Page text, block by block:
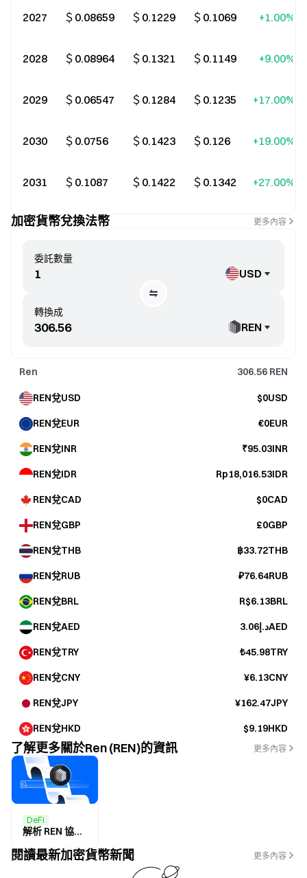
2027 ＄0.08659 ＄0.1229 ＄0.1069 +1.00%
2028 ＄0.08964 ＄0.1321 ＄0.1149 +9.00%
2029 ＄0.06547 ＄0.1284 ＄0.1235 +17.00%
2030 ＄0.0756 ＄0.1423 ＄0.126 +19.00%
2031 ＄0.1087 ＄0.1422 ＄0.1342 +27.00%
加密貨幣兌換法幣 更多內容
轉換成
REN
委託數量
USD
Ren 306.56 REN
REN兌USD $0USD
REN兌EUR €0EUR
REN兌INR ₹95.03INR
REN兌IDR Rp18,016.53IDR
REN兌CAD $0CAD
REN兌GBP £0GBP
REN兌THB ฿33.72THB
REN兌RUB ₽76.64RUB
REN兌BRL R$6.13BRL
REN兌AED د.إ3.06AED
REN兌TRY ₺45.98TRY
REN兌CNY ¥6.13CNY
REN兌JPY ¥162.47JPY
REN兌HKD $9.19HKD
了解更多關於Ren (REN)的資訊 更多內容
DeFi
解析 REN 協議 (REN)：使用 RenVM 橋接不衕的區塊鏈
閱讀最新加密貨幣新聞 更多內容